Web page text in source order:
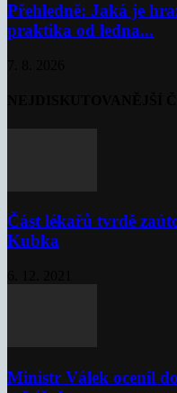
Přehledně: Jaká je
praktika od ledna...
Část lékařů tvrdě
Kubka
Ministr Válek ocenil